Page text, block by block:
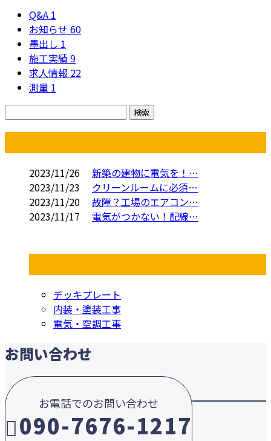
Q&A 1
お知らせ 60
墨出し 1
施工実績9
求人情報 22
測量 1
2023/11/26
新築の建物に電気を！…
2023/11/23
クリーンルームに必須…
2023/11/20
故障？工場のエアコン…
2023/11/17
電気がつかない！配線…
デッキプレート
内装・塗装工事
電気・空調工事
お問い合わせ
お電話でのお問い合わせ
090-7676-1217